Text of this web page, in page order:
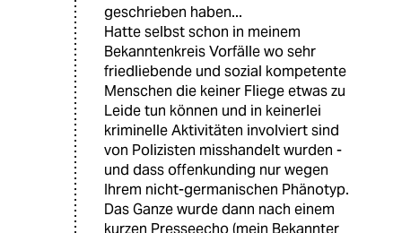
geschrieben haben...
Hatte selbst schon in meinem
Bekanntenkreis Vorfälle wo sehr
friedliebende und sozial kompetente
Menschen die keiner Fliege etwas zu
Leide tun können und in keinerlei
kriminelle Aktivitäten involviert sind
von Polizisten misshandelt wurden -
und dass offenkunding nur wegen
Ihrem nicht-germanischen Phänotyp.
Das Ganze wurde dann nach einem
kurzen Presseecho (mein Bekannter